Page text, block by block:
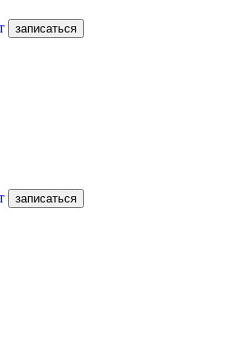
записаться
записаться